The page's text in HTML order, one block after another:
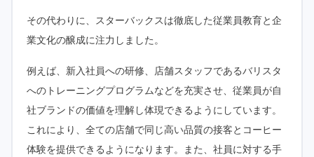
その代わりに、スターバックスは徹底した従業員教育と企
業文化の醸成に注力しました。
例えば、新入社員への研修、店舗スタッフであるバリスタ
へのトレーニングプログラムなどを充実させ、従業員が自
社ブランドの価値を理解し体現できるようにしています。
これにより、全ての店舗で同じ高い品質の接客とコーヒー
体験を提供できるようになります。また、社員に対する手